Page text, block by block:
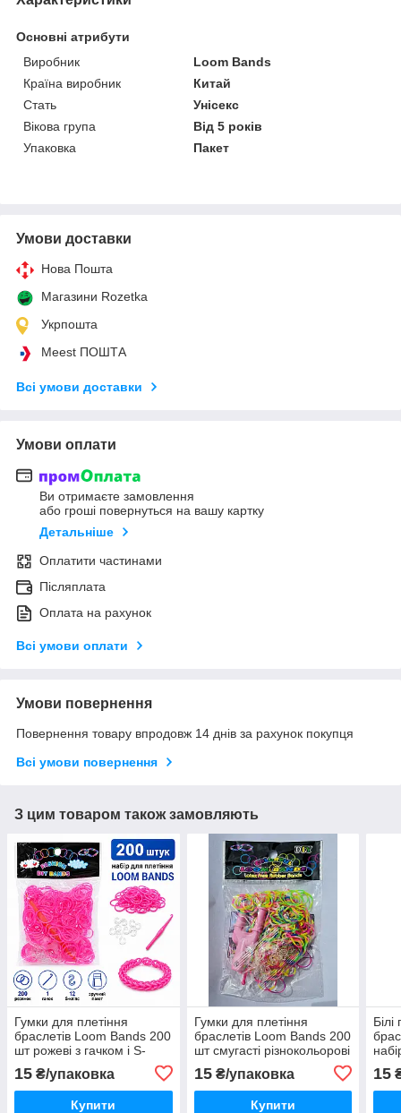
Основні атрибути
Виробник
Loom Bands
Країна виробник
Китай
Стать
Унісекс
Вікова група
Від 5 років
Упаковка
Пакет
Умови доставки
Нова Пошта
Магазини Rozetka
Укрпошта
Meest ПОШТА
Всі умови доставки
Умови оплати
Ви отримаєте замовлення
або гроші повернуться на вашу картку
Детальніше
Оплатити частинами
Післяплата
Оплата на рахунок
Всі умови оплати
Умови повернення
Повернення товару впродовж 14 днів за рахунок покупця
Всі умови повернення
З цим товаром також замовляють
Гумки для плетіння
браслетів Loom Bands 200
шт рожеві з гачком і S-
15 ₴/упаковка
Купити
Гумки для плетіння
браслетів Loom Bands 200
шт смугасті різнокольорові
15₴/упаковка
Купити
15